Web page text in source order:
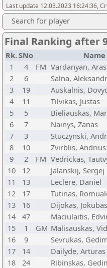
Last update 12.03.2023 16:24:36,
Search for player
Final Ranking after
Rk.SNo Name
1
4 FM Vardanyan, Aras
2
6 Salna,
3
19 Auskalnis,
4
11 Tilvikas, Justas
5
5 Bieliauskas,
6
7 Nainys, Zanas
7
3 Stuczynski,
8
10 Zvirblis, Andrius
9
2 FM Vedrickas,
10
12 Jalanskij, Sergej
11
13 Leclere, Daniel
12
17 Tutinas,
13
16 Dijokas, Jokubas
14
47 Maciulaitis,
15
1 GM Malisauskas,
16
9 Sevrukas,
17
14 Dailyde, Arturas
18
24 Ribinskas,